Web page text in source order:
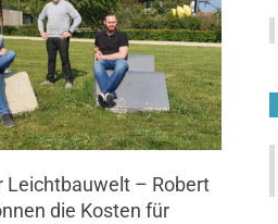
Leichtbauwelt – Robert
die Kosten für